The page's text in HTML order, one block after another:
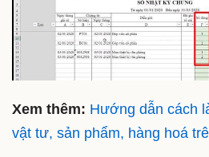
Xem thêm: Hướng dẫn cách
vật tư, sản phẩm, hàng hoá